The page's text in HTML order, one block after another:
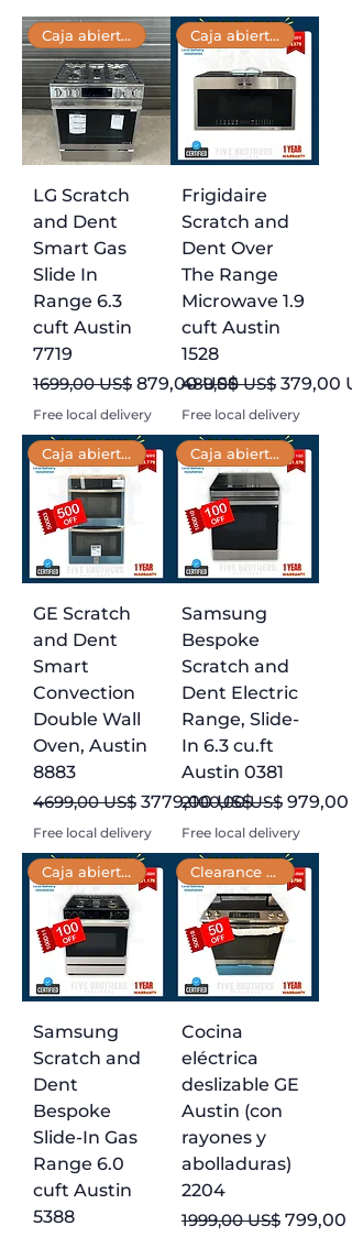
brands, with styles to suit any kitchen.
Each stove is thoroughly inspected to
ensure excellent performance and
comes backed by a full 1-year
warranty. With unbeatable prices, you
can upgrade your cooking experience
without exceeding your budget. Find
high-quality appliances at a fraction of
the cost.
Caja abierta 📦
LG Scratch
and Dent
Smart Gas
Slide In
Range 6.3
cuft Austin
7719
Precio
1699,00 US$ Precio de oferta
879,00 US$
Free local delivery
Caja abierta 📦
Frigidaire
Scratch and
Dent Over
The Range
Microwave 1.9
cuft Austin
1528
Precio
489,00 US$ Precio
379,00
Free local delivery
Caja abierta 📦
GE Scratch
and Dent
Smart
Convection
Double Wall
Oven, Austin
8883
Precio
4699,00 US$ Precio de oferta
3779,00 US$
Free local delivery
Caja abierta 📦
Samsung
Bespoke
Scratch and
Dent Electric
Range, Slide-
In 6.3 cu.ft
Austin 0381
Precio
2100,00 US$ Precio
979,00
Free local delivery
Caja abierta 📦
Samsung
Scratch and
Dent
Bespoke
Slide-In Gas
Range 6.0
cuft Austin
5388
Clearance Till Jan 30th
Cocina
eléctrica
deslizable GE
Austin (con
rayones y
abolladuras)
2204
Precio
1999,00 US$ Precio
799,00